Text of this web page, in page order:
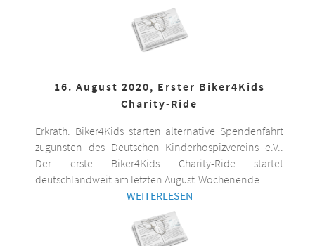
16. August 2020, Erster Biker4Kids
Charity-Ride
Erkrath. Biker4Kids starten alternative Spendenfahrt
zugunsten des Deutschen Kinderhospizvereins e.V..
Der erste Biker4Kids Charity-Ride startet
deutschlandweit am letzten August-Wochenende.
WEITERLESEN